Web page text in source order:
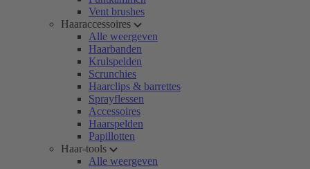
Vent brushes
Haaraccessoires
Alle weergeven
Haarbanden
Krulspelden
Scrunchies
Haarclips & barrettes
Sprayflessen
Accessoires
Haarspelden
Papillotten
Haar-tools
Alle weergeven